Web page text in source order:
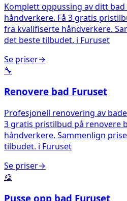
Komplett oppussing av ditt
håndverkere. Få 3 gratis
fra kvalifiserte håndverkere.
det beste tilbudet. i Furuset
Se priser→
🔧
Renovere bad Furuset
Profesjonell renovering av
3 gratis pristilbud på renovere
håndverkere. Sammenlign
tilbudet. i Furuset
Se priser→
🎨
Pusse opp bad Furuset